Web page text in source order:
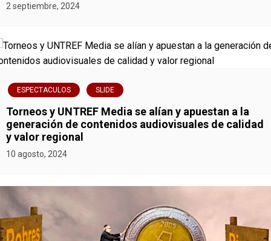
2 septiembre, 2024
ESPECTACULOS SLIDE
Torneos y UNTREF Media se alían y apuestan a la
generación de contenidos audiovisuales de calidad
y valor regional
10 agosto, 2024